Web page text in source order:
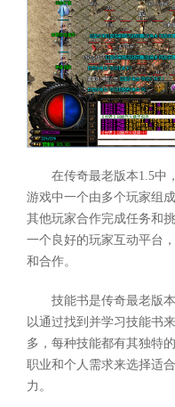
在传奇最老版本1.5中
游戏中一个由多个玩家组
其他玩家合作完成任务和
一个良好的玩家互动平台
和合作。
技能书是传奇最老版
以通过找到并学习技能书
多，每种技能都有其独特
职业和个人需求来选择适
力。